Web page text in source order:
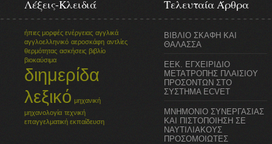
Λέξεις-Κλειδιά
ήπιες μορφές ενέργειας αγγλικά
αγγλοελληνικό αεροσκάφη αντλίες
θερμότητας ασκήσεις βιβλίο
βιοκαύσιμα
διημερίδα
λεξικό μηχανική
μηχανολογία τεχνική
επαγγελματική εκπαίδευση
Τελευταία Άρθρα
ΒΙΒΛΙΟ ΣΚΑΦΗ ΚΑΙ
ΘΑΛΑΣΣΑ
ΕΕΚ. ΕΓΧΕΙΡΙΔΙΟ
ΜΕΤΑTΡΟΠΗΣ ΠΛΑΙΣΙΟΥ
ΠΡΟΣΟΝΤΩΝ ΣΤΟ
ΣΥΣΤΗΜΑ ECVET
ΜΝΗΜΟΝΙΟ ΣΥΝΕΡΓΑΣΙΑΣ
ΚΑΙ ΠΙΣΤΟΠΟΙΗΣΗ ΣΕ
ΝΑΥΤΙΛΙΑΚΟΥΣ
ΠΡΟΣΟΜΟΙΩΤΕΣ